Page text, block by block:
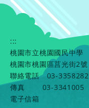
:::
桃園市立桃園國民中學
桃園市桃園區莒光街2號
聯絡電話
03-3358282
傳真
03-3341005
電子信箱